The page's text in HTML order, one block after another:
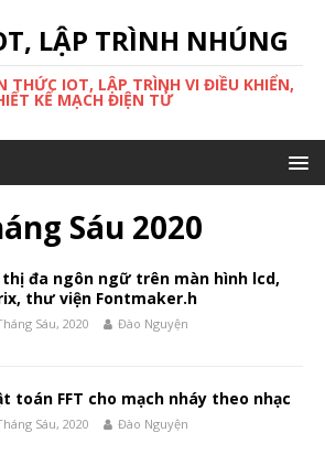
LẬP TRÌNH NHÚNG
THỨC IOT, LẬP TRÌNH VI ĐIỀU KHIỂN,
KẾ MẠCH ĐIỆN TỬ
Sáu 2020
thị đa ngôn ngữ trên màn hình lcd,
thư viện Fontmaker.h
Sáu, 2020 Đào Nguyện
toán FFT cho mạch nháy theo nhạc
Sáu, 2020 Đào Nguyện